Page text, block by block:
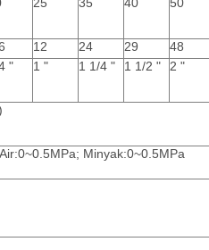
25 35 40 50
12 24 29
48
" 1 " 1 1/4 " 1 1/2 " 2 "
Minyak:0~0.5MPa